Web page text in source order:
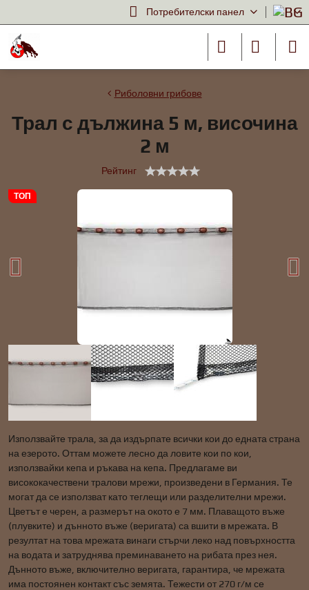
Потребителски панел
ТОП
Риболовни грибове
Трал с дължина 5 м, височина
2 м
Рейтинг
Използвайте трала, за да издърпате всички кои до едната страна
на езерото. Оттам можете лесно да ловите кои по кои,
използвайки кепа и ръкава на кепа. Предлагаме ви
висококачествени тралови мрежи, произведени в Германия. Те
могат да се използват като теглещи или разделителни мрежи.
Цветът е черен, а размерът на окото е 7 мм. Плаващото въже
(плувките) и дънното въже (веригата) са вшити в мрежата. В
резултат на това мрежата винаги стърчи леко над повърхността
на водата и затруднява преминаването на рибата през нея.
Дънното въже, включително веригата, гарантира, че мрежата
има постоянен контакт със земята. Тежести от 270 г/м се